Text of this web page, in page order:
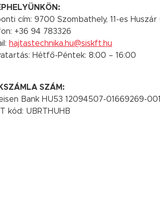
cím: 9700 Szombathely, 11-es Huszár
+36 94 783326
hajtastechnika.hu@siskft.hu
Hétfő-Péntek: 8:00 – 16:00
SZÁM:
Bank HU53 12094507-01669269-
kód: UBRTHUHB